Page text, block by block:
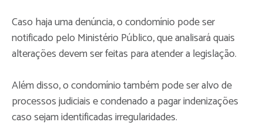
Caso haja uma denúncia, o condomínio pode ser
notificado pelo Ministério Público, que analisará quais
alterações devem ser feitas para atender a legislação.
Além disso, o condomínio também pode ser alvo de
processos judiciais e condenado a pagar indenizações
caso sejam identificadas irregularidades.